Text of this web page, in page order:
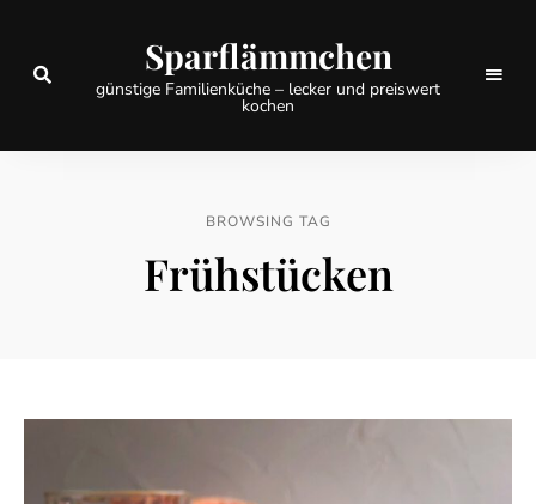
Sparflämmchen
günstige Familienküche – lecker und preiswert
kochen
BROWSING TAG
Frühstücken